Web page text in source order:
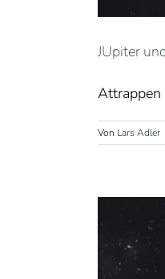
JUpiter
Attrappen
Von Lars Adler